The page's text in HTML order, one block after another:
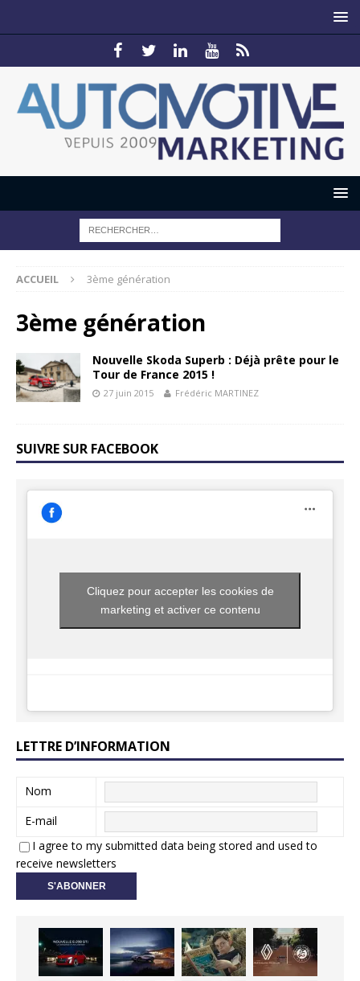
ACCUEIL 3ème génération
3ème génération
Nouvelle Skoda Superb : Déjà prête pour le
Tour de France 2015 !
27 juin 2015 Frédéric MARTINEZ
SUIVRE SUR FACEBOOK
Cliquez pour accepter les cookies de
marketing et activer ce contenu
LETTRE D’INFORMATION
Nom
E-mail
I agree to my submitted data being stored and used to
receive newsletters